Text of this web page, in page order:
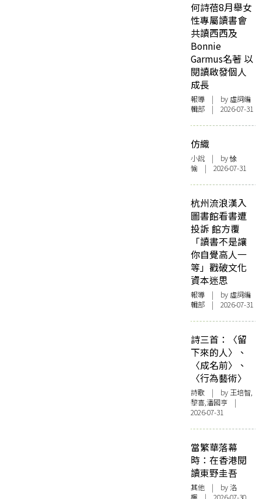
何詩蓓8月舉女
性專屬讀書會
共讀西西及
Bonnie
Garmus名著 以
閱讀啟發個人
成長
報導 | by 虛詞編
輯部 | 2026-07-31
仿織
小說 | by 悇
愉 | 2026-07-31
杭州流浪漢入
圖書館看書遭
投訴 館方覆
「讀書不是讓
你自覺高人一
等」戳破文化
資本迷思
報導 | by 虛詞編
輯部 | 2026-07-31
詩三首：〈留
下來的人〉、
〈成名前〉、
〈行為藝術〉
詩歌 | by 王培智,
黎喜,潘國亨 |
2026-07-31
當繁華落幕
時：在香港閱
讀東野圭吾
其他 | by洛